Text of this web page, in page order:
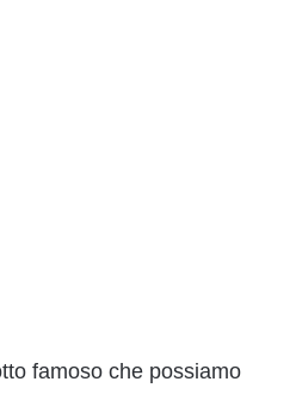
famoso che possiamo